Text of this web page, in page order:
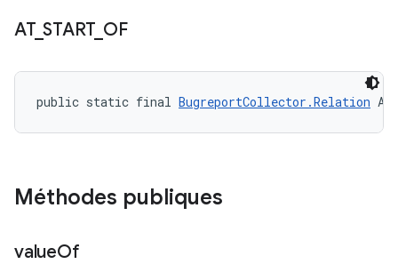
AT_START_ OF
public static final BugreportCollector.Relation
Méthodes publiques
valueOf